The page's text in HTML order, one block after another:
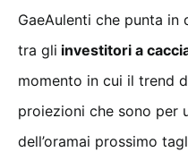
GaeAulenti che punta
tra gli investitori a
momento in cui il trend
proiezioni che sono per
dell’oramai prossimo